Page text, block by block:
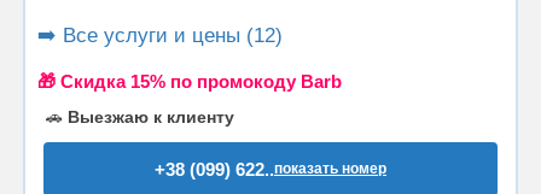
➡️ Все услуги и цены (12)
🎁 Cкидка 15% по промокоду Barb
🚗 Выезжаю к клиенту
+38 (099) 622..показать номер